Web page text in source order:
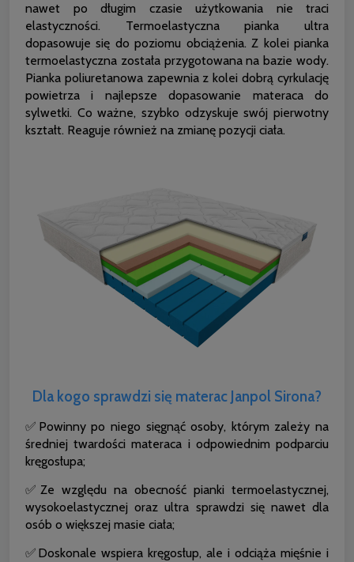
nawet po długim czasie użytkowania nie traci
elastyczności. Termoelastyczna pianka ultra
dopasowuje się do poziomu obciążenia. Z kolei pianka
termoelastyczna została przygotowana na bazie wody.
Pianka poliuretanowa zapewnia z kolei dobrą cyrkulację
powietrza i najlepsze dopasowanie materaca do
sylwetki. Co ważne, szybko odzyskuje swój pierwotny
kształt. Reaguje również na zmianę pozycji ciała.
Dla kogo sprawdzi się materac Janpol Sirona?
✅Powinny po niego sięgnąć osoby, którym zależy na
średniej twardości materaca i odpowiednim podparciu
kręgosłupa;
✅Ze względu na obecność pianki termoelastycznej,
wysokoelastycznej oraz ultra sprawdzi się nawet dla
osób o większej masie ciała;
✅Doskonale wspiera kręgosłup, ale i odciąża mięśnie i